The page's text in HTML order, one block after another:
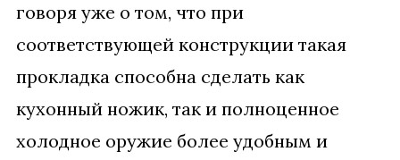
говоря уже о том, что при
соответствующей конструкции такая
прокладка способна сделать как
кухонный ножик, так и полноценное
холодное оружие более удобным и